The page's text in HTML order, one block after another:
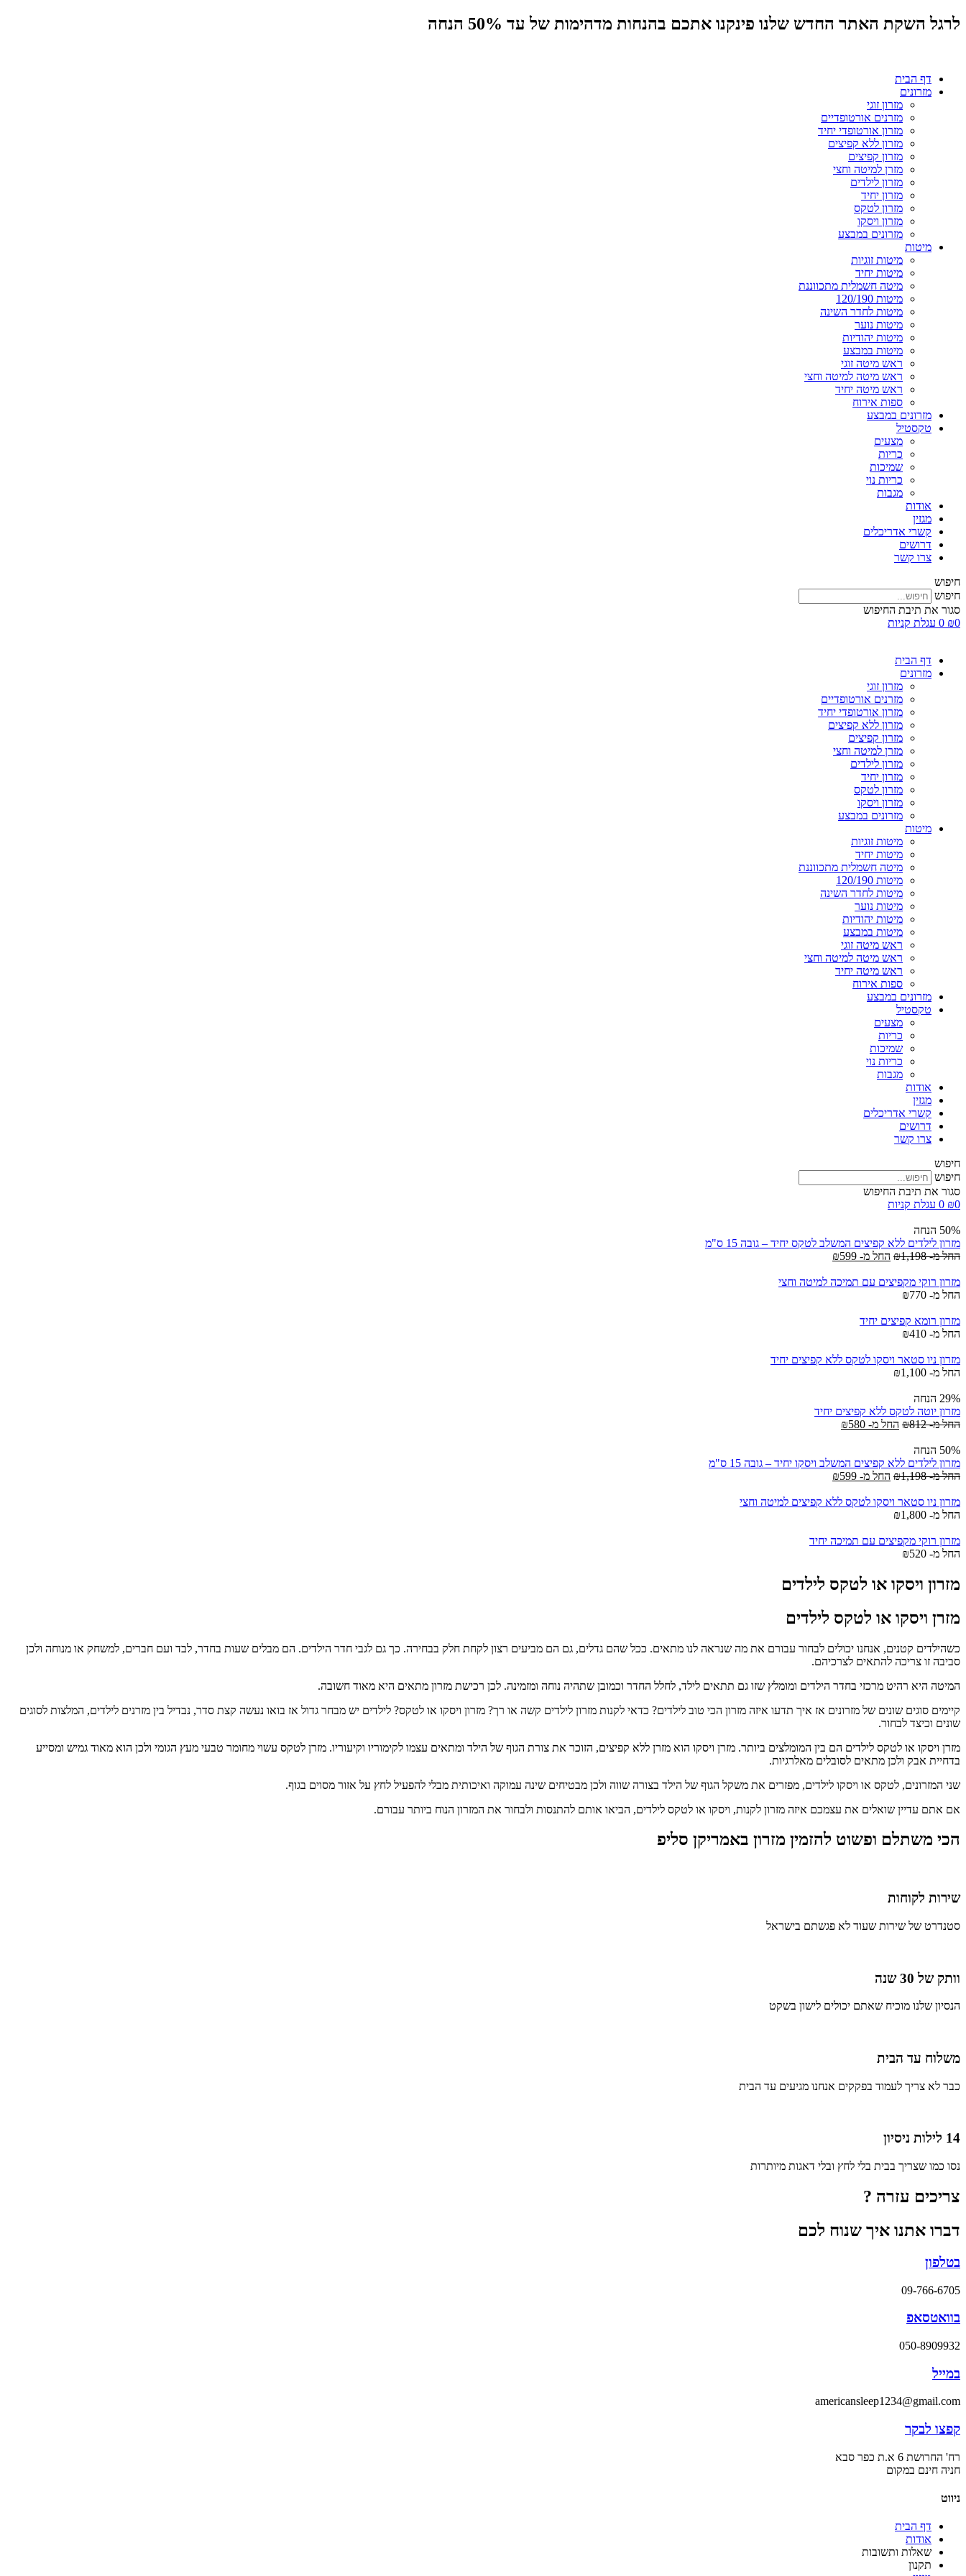
לרגל השקת האתר החדש שלנו פינקנו אתכם בהנחות מדהימות של עד 50% הנחה
דף הבית
מזרונים
מזרון זוגי
מזרנים אורטופדיים
מזרון אורטופדי יחיד
מזרון ללא קפיצים
מזרון קפיצים
מזרן למיטה וחצי
מזרון לילדים
מזרון יחיד
מזרון לטקס
מזרון ויסקו
מזרונים במבצע
מיטות
מיטות זוגיות
מיטות יחיד
מיטה חשמלית מתכווננת
מיטות 120/190
מיטות לחדר השינה
מיטות נוער
מיטות יהודיות
מיטות במבצע
ראש מיטה זוגי
ראש מיטה למיטה וחצי
ראש מיטה יחיד
ספות אירוח
מזרונים במבצע
טקסטיל
מצעים
כריות
שמיכות
כריות נוי
מגבות
אודות
מגזין
קשרי אדריכלים
דרושים
צרו קשר
חיפוש
חיפוש
סגור את תיבת החיפוש
₪0
0 עגלת קניות
דף הבית
מזרונים
מזרון זוגי
מזרנים אורטופדיים
מזרון אורטופדי יחיד
מזרון ללא קפיצים
מזרון קפיצים
מזרן למיטה וחצי
מזרון לילדים
מזרון יחיד
מזרון לטקס
מזרון ויסקו
מזרונים במבצע
מיטות
מיטות זוגיות
מיטות יחיד
מיטה חשמלית מתכווננת
מיטות 120/190
מיטות לחדר השינה
מיטות נוער
מיטות יהודיות
מיטות במבצע
ראש מיטה זוגי
ראש מיטה למיטה וחצי
ראש מיטה יחיד
ספות אירוח
מזרונים במבצע
טקסטיל
מצעים
כריות
שמיכות
כריות נוי
מגבות
אודות
מגזין
קשרי אדריכלים
דרושים
צרו קשר
חיפוש
חיפוש
סגור את תיבת החיפוש
₪0
0 עגלת קניות
50% הנחה
מזרון לילדים ללא קפיצים המשלב לטקס יחיד – גובה 15 ס"מ
החל מ-
₪1,198 החל מ- ₪599
מזרון רוקי מקפיצים עם תמיכה למיטה וחצי
החל מ-
₪770
מזרון רומא קפיצים יחיד
החל מ-
₪410
מזרון ניו סטאר ויסקו לטקס ללא קפיצים יחיד
החל מ-
₪1,100
29% הנחה
מזרון יוטה לטקס ללא קפיצים יחיד
החל מ-
₪812 החל מ- ₪580
50% הנחה
מזרון לילדים ללא קפיצים המשלב ויסקו יחיד – גובה 15 ס"מ
החל מ-
₪1,198 החל מ- ₪599
מזרון ניו סטאר ויסקו לטקס ללא קפיצים למיטה וחצי
החל מ-
₪1,800
מזרון רוקי מקפיצים עם תמיכה יחיד
החל מ-
₪520
מזרון ויסקו או לטקס לילדים
מזרן ויסקו או לטקס לילדים
כשהילדים קטנים, אנחנו יכולים לבחור עבורם את מה שנראה לנו מתאים. ככל שהם גדלים, גם הם מביעים רצון לקחת חלק בבחירה. כך גם לגבי חדר הילדים. הם מבלים שעות בחדר, לבד ועם חברים, למשחק או מנוחה ולכן
סביבה זו צריכה להתאים לצרכיהם.
המיטה היא רהיט מרכזי בחדר הילדים ומומלץ שזו גם תתאים לילד, לחלל החדר וכמובן שתהיה נוחה ומזמינה. לכן רכישת מזרון מתאים היא מאוד חשובה.
קיימים סוגים שונים של מזרונים אז איך תדעו איזה מזרון הכי טוב לילדים? כדאי לקנות מזרון לילדים קשה או רך? מזרון ויסקו או לטקס? לילדים יש מבחר גדול אז בואו נעשה קצת סדר, נבדיל בין מזרנים לילדים, המלצות לסוגים
שונים וכיצד לבחור.
מזרן ויסקו או לטקס לילדים הם בין המומלצים ביותר. מזרן ויסקו הוא מזרן ללא קפיצים, הזוכר את צורת הגוף של הילד ומתאים עצמו לקימוריו וקיעוריו. מזרן לטקס עשוי מחומר טבעי מעץ הגומי ולכן הוא מאוד גמיש ומסייע
בדחיית אבק ולכן מתאים לסובלים מאלרגיות.
שני המזרונים, לטקס או ויסקו לילדים, מפזרים את משקל הגוף של הילד בצורה שווה ולכן מבטיחים שינה עמוקה ואיכותית מבלי להפעיל לחץ על אזור מסוים בגוף.
אם אתם עדיין שואלים את עצמכם איזה מזרון לקנות, ויסקו או לטקס לילדים, הביאו אותם להתנסות ולבחור את המזרון הנוח ביותר עבורם.
הכי משתלם ופשוט להזמין מזרון באמריקן סליפ
שירות לקוחות
סטנדרט של שירות שעוד לא פגשתם בישראל
וותק של 30 שנה
הנסיון שלנו מוכיח שאתם יכולים לישון בשקט
משלוח עד הבית
כבר לא צריך לעמוד בפקקים אנחנו מגיעים עד הבית
14 לילות ניסיון
נסו כמו שצריך בבית בלי לחץ ובלי דאגות מיותרות
צריכים עזרה ?
דברו אתנו איך שנוח לכם
בטלפון
09-766-6705
בוואטסאפ
050-8909932
במייל
americansleep1234@gmail.com
קפצו לבקר
רח' החרושת 6 א.ת כפר סבא
חניה חינם במקום
ניווט
דף הבית
אודות
שאלות ותשובות
תקנון